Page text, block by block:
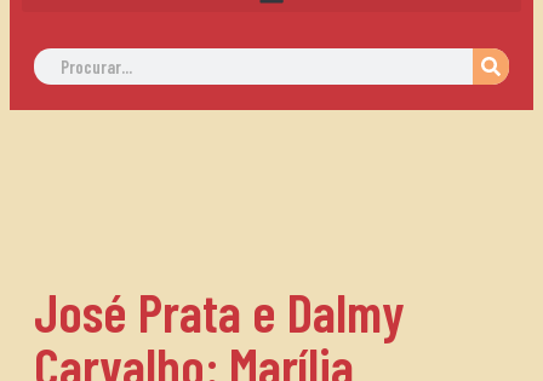
José Prata e Dalmy
Carvalho: Marília